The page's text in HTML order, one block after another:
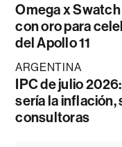
Omega x
con oro para
del Apollo 11
ARGENTINA
IPC de julio
sería la inflación,
consultoras